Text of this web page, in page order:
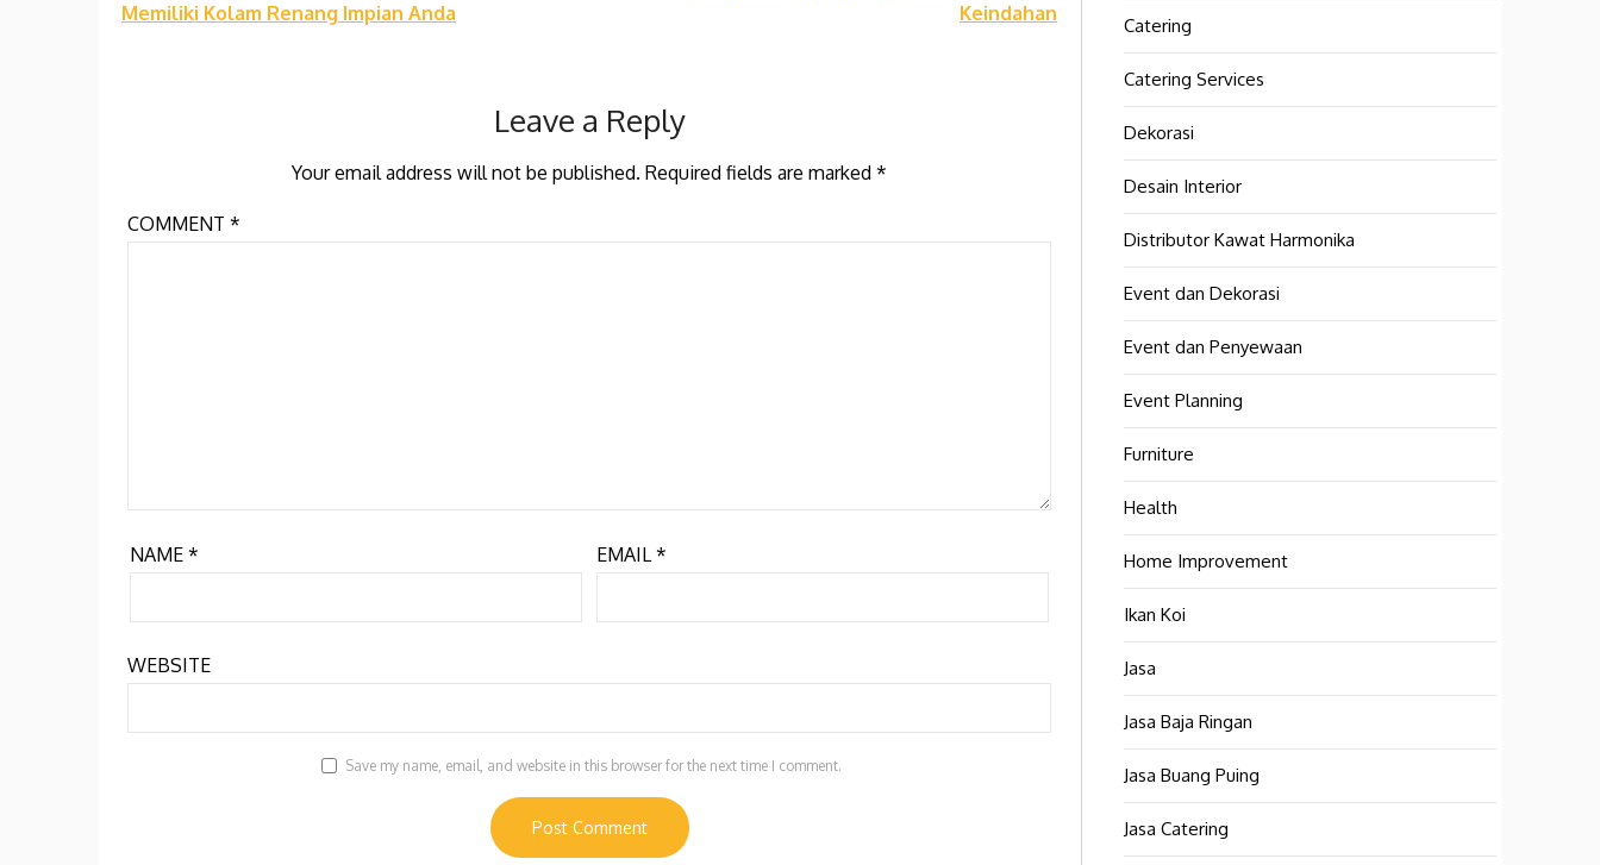
Memiliki Kolam Renang Impian Anda
Keindahan
Leave a Reply
Your email address will not be published. Required fields are marked *
COMMENT *
NAME * EMAIL*
WEBSITE
Save my name, email, and website in this browser for the next time I comment.
Catering
Catering Services
Dekorasi
Desain Interior
Distributor Kawat Harmonika
Event dan Dekorasi
Event dan Penyewaan
Event Planning
Furniture
Health
Home Improvement
Ikan Koi
Jasa
Jasa Baja Ringan
Jasa Buang Puing
Jasa Catering